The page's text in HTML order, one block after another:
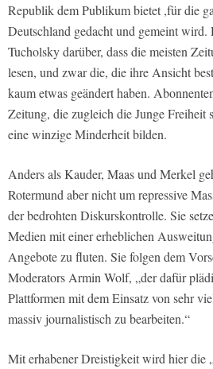
Republik dem Publikum bietet ,für die
Deutschland gedacht und gemeint
Tucholsky darüber, dass die meisten
lesen, und zwar die, die ihre Ansicht
kaum etwas geändert haben.
Zeitung, die zugleich die Junge Freiheit
eine winzige Minderheit bilden.
Anders als Kauder, Maas und Merkel
Rotermund aber nicht um repressive
der bedrohten Diskurskontrolle. Sie
Medien mit einer erheblichen
Angebote zu fluten. Sie folgen dem
Moderators Armin Wolf, „der dafür
Plattformen mit dem Einsatz von sehr
massiv journalistisch zu bearbeiten.“
Mit erhabener Dreistigkeit wird hier die